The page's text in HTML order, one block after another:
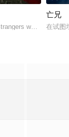
是彼此——的样子出
男主人石桥留宿，
who enter a
亡兄
在试图